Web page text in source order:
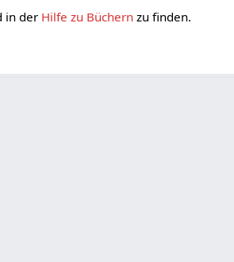
in der Hilfe zu Büchern zu finden.